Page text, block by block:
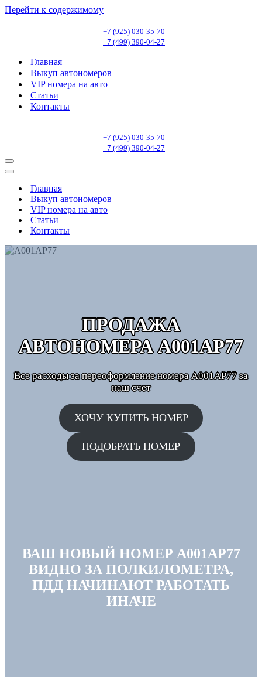
Перейти к содержимому
+7 (925) 030-35-70
+7 (499) 390-04-27
Главная
Выкуп автономеров
VIP номера на авто
Статьи
Контакты
+7 (925) 030-35-70
+7 (499) 390-04-27
Меню
навигации
Меню
навигацииГлавная
Выкуп автономеров
VIP номера на авто
Статьи
Контакты
ПРОДАЖА
АВТОНОМЕРАА001АР77
Все расходы за переоформление номера А001АР77 за
наш счет
ХОЧУ КУПИТЬ НОМЕР
ПОДОБРАТЬ НОМЕР
ВАШ НОВЫЙ НОМЕР А001АР77
ВИДНО ЗА ПОЛКИЛОМЕТРА,
ПДД НАЧИНАЮТ РАБОТАТЬ
ИНАЧЕ